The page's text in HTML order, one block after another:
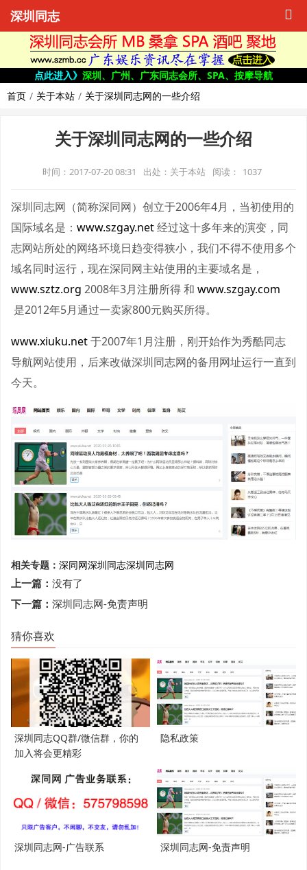
深圳同志
点此进入》 深圳、广州、广东同志会所、SPA、按摩导航
首页
关于本站 关于深圳同志网的一些介绍
关于深圳同志网的一些介绍
时间：2017-07-20 08:31 出处：关于本站 阅读： 1037
深圳同志网（简称深同网）创立于2006年4月，当初使用的
国际域名是： www.szgay.net经过这十多年来的演变，同
志网站所处的网络环境日趋变得狭小，我们不得不使用多个
域名同时运行，现在深同网主站使用的主要域名是，
www.sztz.org 2008年3月注册所得 和 www.szgay.com
是2012年5月通过一卖家800元购买所得。
www.xiuku.net于2007年1月注册，刚开始作为秀酷同志
导航网站使用，后来改做深圳同志网的备用网址运行一直到
今天。
相关专题： 深同网深圳同志深圳同志网
上一篇： 没有了
下一篇： 深圳同志网-免责声明
猜你喜欢
深圳同志QQ群/微信群，你的
加入将会更精彩
隐私政策
深圳同志网-广告联系 深圳同志网-免责声明